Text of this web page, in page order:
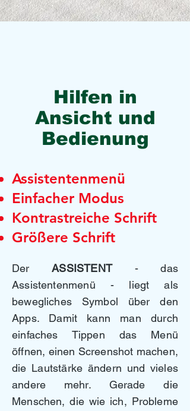
Hilfen in
Ansicht und
Bedienung
Assistentenmenü
​Einfacher Modus
Kontrastreiche Schrift
Größere Schrift
DerASSISTENT- das
Assistentenmenü - liegt als
bewegliches Symbol über den
Apps. Damit kann man durch
einfaches Tippen das Menü
öffnen, einen Screenshot machen,
die Lautstärke ändern und vieles
andere mehr. Gerade die
Menschen, die wie ich, Probleme